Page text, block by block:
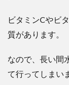
ビタミンCやビ
質があります。
なので、長い間
て行ってしまい